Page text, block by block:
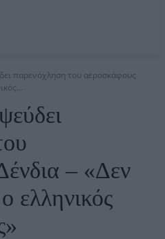
παρενόχληση του αεροσκάφους
– «Δεν
ελληνικός